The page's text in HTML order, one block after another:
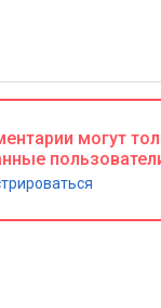
могут